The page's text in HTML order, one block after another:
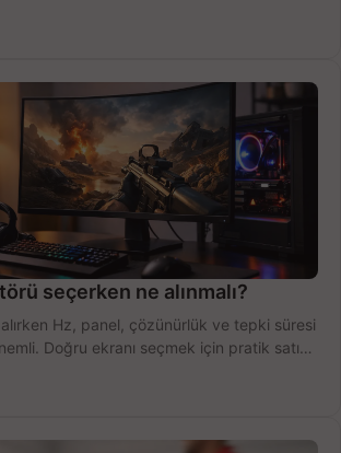
seçerken ne alınmalı?
Hz, panel, çözünürlük ve tepki süresi
Doğru ekranı seçmek için pratik satın